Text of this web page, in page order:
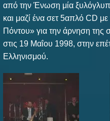
από την Ένωση μία
και μαζί ένα σετ 5απλό CD
Πόντου» για την άρνηση της
στις 19 Μαΐου 1998, στην
Ελληνισμού.